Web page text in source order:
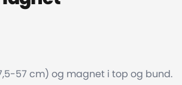
57 cm) og magnet i top og bund.